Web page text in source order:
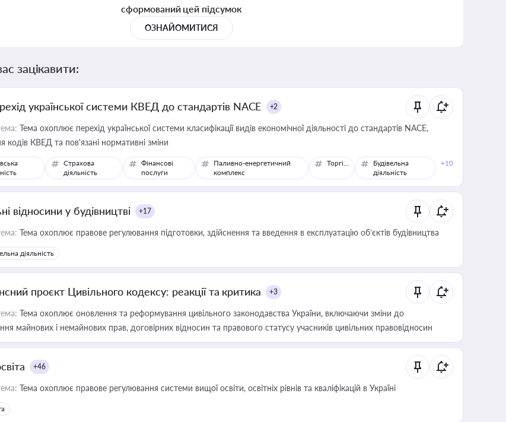
сформований цей підсумок
ОЗНАЙОМИТИСЯ
зацікавити:
української системи КВЕД до стандартів NACE +2
Тема охоплює перехід української системи класифікації видів економічної діяльності до стандартів NACE,
кодів КВЕД та пов'язані нормативні зміни
Страхова
діяльність
Фінансові
послуги
Паливно-енергетичний
комплекс
Торгівля
Будівельна
діяльність
+10
відносини у будівництві +17
Тема охоплює правове регулювання підготовки, здійснення та введення в експлуатацію об’єктів будівництва
діяльність
проєкт Цивільного кодексу: реакції та критика +3
Тема охоплює оновлення та реформування цивільного законодавства України, включаючи зміни до
майнових і немайнових прав, договірних відносин та правового статусу учасників цивільних правовідносин
+46
Тема охоплює правове регулювання системи вищої освіти, освітніх рівнів та кваліфікацій в Україні